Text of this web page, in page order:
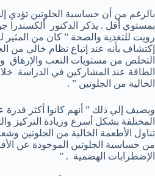
بالرغم من أن حساسية الجلوتين تؤدي
بمستوي أقل . يذكر الدكتور ألكسندرا
رويت للتغذية والصحة ” كان من المثير
إكتشاف بأنه عند إتباع نظام خالي من
التخلص من مستويات التعب والإرهاق
الطاقة عند المشاركين في الدراسة
الخالية من الجلوتين ” .
ويضيف إلي ذلك ” أنهم كانوا أكثر قدرة
المختلفة بشكل أسرع وزيادة التركيز
تناول الأطعمة الخالية من الجلوتين
من حساسية الجلوتين الموجودة عن
الإضطرابات الهضمية . ”